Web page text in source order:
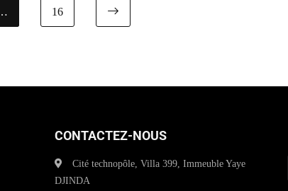
16
CONTACTEZ-NOUS
Cité technopôle, Villa 399, Immeuble Yaye
DJINDA